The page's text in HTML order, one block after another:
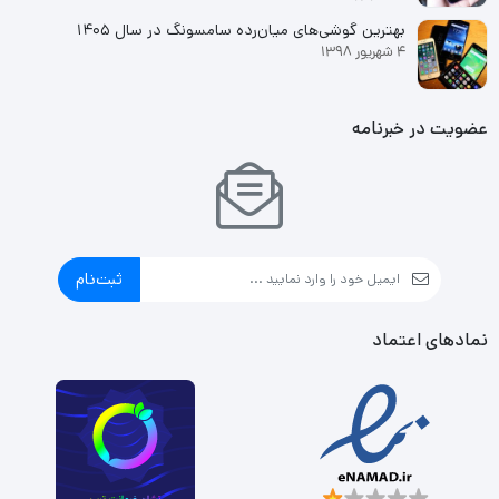
بهترین گوشی‌های میان‌رده سامسونگ در سال ۱۴۰۵
4 شهریور 1398
عضویت در خبرنامه
ثبت‌نام
نمادهای اعتماد